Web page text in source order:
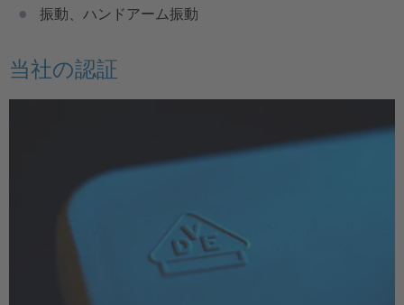
振動、ハンドアーム振動
当社の認証